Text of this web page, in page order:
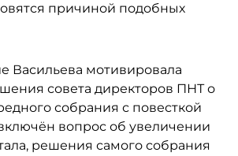
причиной подобных
Васильева мотивировала
совета директоров ПНТ о
собрания с повесткой
вопрос об увеличении
решения самого собрания